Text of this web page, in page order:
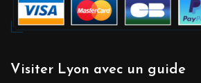
Visiter Lyon avec un guide